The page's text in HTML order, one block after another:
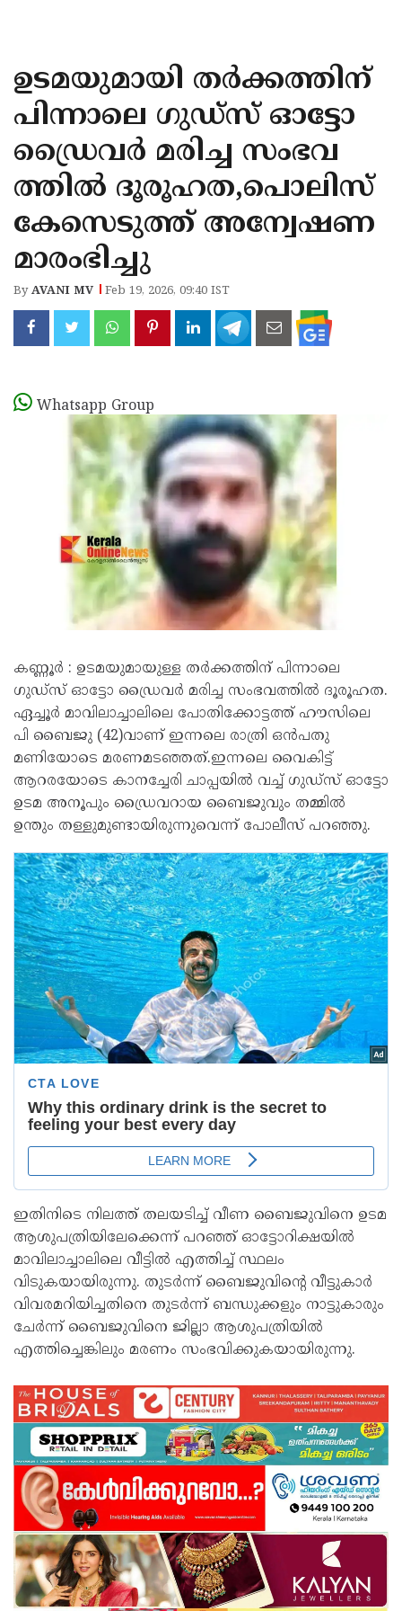
KANNUR
KASARAGOD
ഉടമയുമായി തർക്കത്തിന്
പിന്നാലെ ഗുഡ്സ് ഓട്ടോ
ഡ്രൈവർ മരിച്ച സംഭവ
ത്തിൽ ദൂരൂഹത,പൊലിസ്
കേസെടുത്ത് അന്വേഷണ
മാരംഭിച്ചു
ByAVANI MV Feb 19, 2026, 09:40 IST
Whatsapp Group
കണ്ണൂർ : ഉടമയുമായുള്ള തർക്കത്തിന് പിന്നാലെ
ഗുഡ്സ് ഓട്ടോ ഡ്രൈവർ മരിച്ച സംഭവത്തിൽ ദൂരൂഹത.
ഏച്ചൂർ മാവിലാച്ചാലിലെ പോതിക്കോട്ടത്ത് ഹൗസിലെ
പി ബൈജു (42)വാണ് ഇന്നലെ രാത്രി ഒൻപതു
മണിയോടെ മരണമടഞ്ഞത്.ഇന്നലെ വൈകിട്ട്
ആറരയോടെ കാനച്ചേരി ചാപ്പയിൽ വച്ച് ഗുഡ്സ് ഓട്ടോ
ഉടമ അനൂപും ഡ്രൈവറായ ബൈജുവും തമ്മിൽ
ഉന്തും തള്ളുമുണ്ടായിരുന്നുവെന്ന് പോലീസ് പറഞ്ഞു.
ഇതിനിടെ നിലത്ത് തലയടിച്ച് വീണ ബൈജുവിനെ ഉടമ
ആശുപത്രിയിലേക്കെന്ന് പറഞ്ഞ് ഓട്ടോറിക്ഷയിൽ
മാവിലാച്ചാലിലെ വീട്ടിൽ എത്തിച്ച് സ്ഥലം
വിടുകയായിരുന്നു. തുടർന്ന് ബൈജുവിന്റെ വീട്ടുകാർ
വിവരമറിയിച്ചതിനെ തുടർന്ന് ബന്ധുക്കളും നാട്ടുകാരും
ചേർന്ന് ബൈജുവിനെ ജില്ലാ ആശുപത്രിയിൽ
എത്തിച്ചെങ്കിലും മരണം സംഭവിക്കുകയായിരുന്നു.